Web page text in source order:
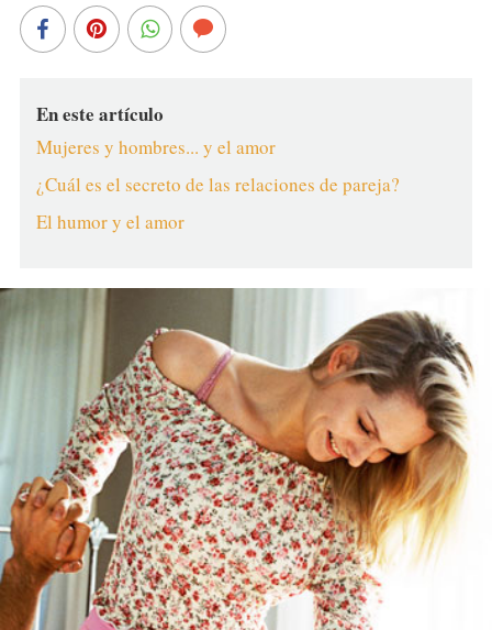
En este artículo
Mujeres y hombres... y el amor
¿Cuál es el secreto de las relaciones de pareja?
El humor y el amor